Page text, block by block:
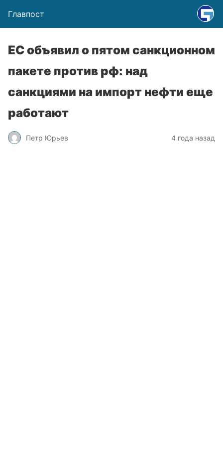
Главпост
ЕС объявил о пятом санкционном
пакете против рф: над
санкциями на импорт нефти еще
работают
Петр Юрьев 4 года назад